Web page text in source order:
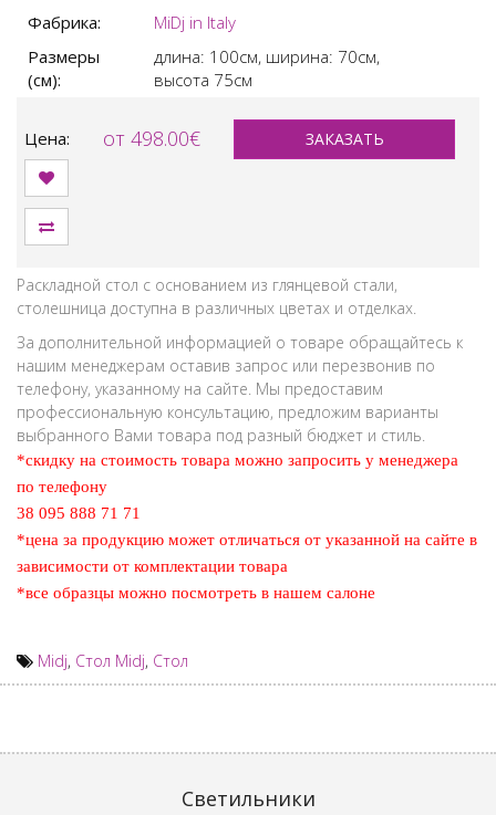
Фабрика:
MiDj in Italy
Размеры
(см):
длина: 100см, ширина: 70см,
высота 75см
Цена: от 498.00€ ЗАКАЗАТЬ
Раскладной стол с основанием из глянцевой стали,
столешница доступна в различных цветах и отделках.
За дополнительной информацией о товаре обращайтесь к
нашим менеджерам оставив запрос или перезвонив по
телефону, указанному на сайте. Мы предоставим
профессиональную консультацию, предложим варианты
выбранного Вами товара под разный бюджет и стиль.
*скидку на стоимость товара можно запросить у менеджера
по телефону
38 095 888 71 71
*цена за продукцию может отличаться от указанной на сайте в
зависимости от комплектации товара
*все образцы можно посмотреть в нашем салоне
Midj, Стол Midj, Стол
Светильники